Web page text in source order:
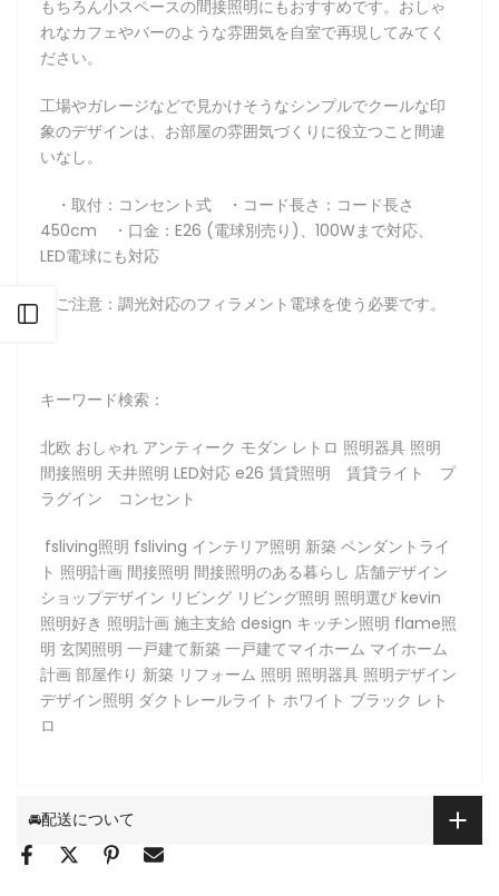
もちろん小スペースの間接照明にもおすすめです。おしゃ
れなカフェやバーのような雰囲気を自室で再現してみてく
ださい。
工場やガレージなどで見かけそうなシンプルでクールな印
象のデザインは、お部屋の雰囲気づくりに役立つこと間違
いなし。
・取付：コンセント式 ・コード長さ：コード長さ
450cm ・口金：E26 (電球別売り)、100Wまで対応、
LED電球にも対応
・ご注意：調光対応のフィラメント電球を使う必要です。
キーワード検索：
北欧 おしゃれ アンティーク モダン レトロ 照明器具 照明
間接照明 天井照明 LED対応 e26 賃貸照明 賃貸ライト プ
ラグイン コンセント
fsliving照明 fsliving インテリア照明 新築 ペンダントライ
ト 照明計画 間接照明 間接照明のある暮らし 店舗デザイン
ショップデザイン リビング リビング照明 照明選び kevin
照明好き 照明計画 施主支給 design キッチン照明 flame照
明 玄関照明 一戸建て新築 一戸建てマイホーム マイホーム
計画 部屋作り 新築 リフォーム 照明 照明器具 照明デザイン
デザイン照明 ダクトレールライト ホワイト ブラック レト
ロ
🚘配送について
サイドバーを開く